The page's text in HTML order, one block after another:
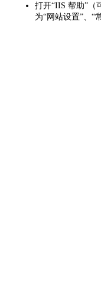
打开“IIS 帮助”（
为“网站设置”、“